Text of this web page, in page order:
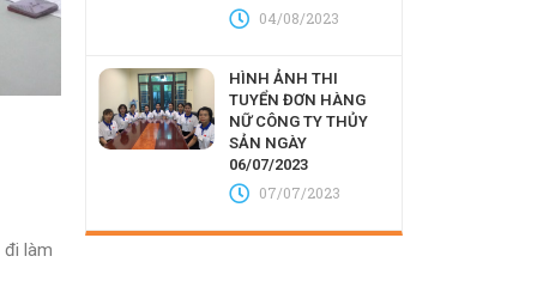
đi làm
04/08/2023
HÌNH ẢNH THI
TUYỂN ĐƠN HÀNG
NỮ CÔNG TY THỦY
SẢN NGÀY
06/07/2023
07/07/2023